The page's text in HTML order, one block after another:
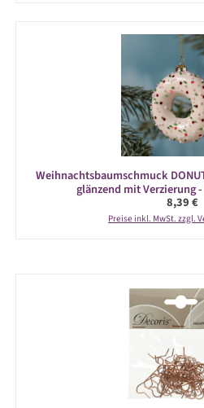
Weihnachtsbaumschmuck
glänzend mit Verzierung
8,39 €
Preise inkl. MwSt. zzgl.